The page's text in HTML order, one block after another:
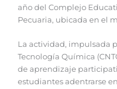
año del Complejo
Pecuaria, ubicada en el
La actividad, impulsada
Tecnología Química
de aprendizaje
estudiantes adentrarse